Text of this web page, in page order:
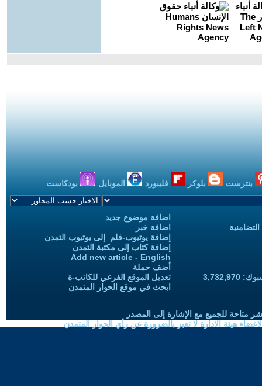
بنترست بلوكر فليبورد الموبايل بودكاست
اضافة موضوع جديد
اضافة خبر
إضافة يوتيوب-فلم إلى يوتيوب التمدن
إضافة كتاب إلى مكتبة التمدن
Add new article - English
أضف حملة
تعديل الموقع الفرعي للكاتب-ة
ابحث في موقع الحوار المتمدن
متاحة للجميع مع الإشارة إلى المصدر
هيئة الادارة لا تعبر بالضرورة عن رأي الحوار المتمدن